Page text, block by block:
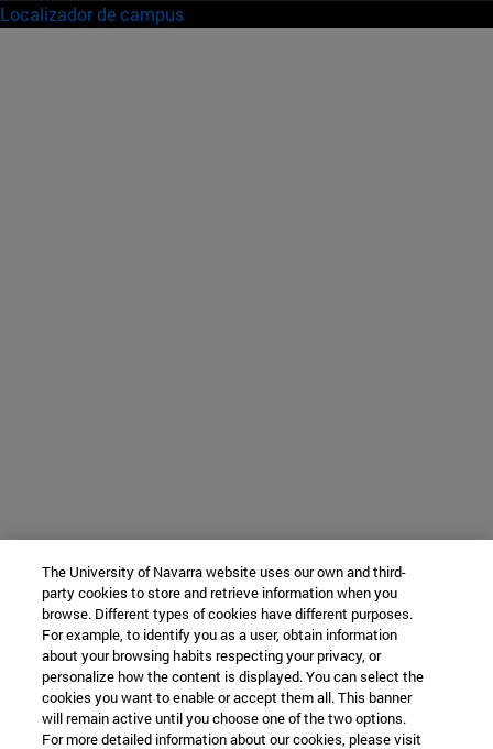
Localizador de campus
The University of Navarra website uses our own and third-
party cookies to store and retrieve information when you
browse. Different types of cookies have different purposes.
For example, to identify you as a user, obtain information
about your browsing habits respecting your privacy, or
personalize how the content is displayed. You can select the
cookies you want to enable or accept them all. This banner
will remain active until you choose one of the two options.
For more detailed information about our cookies, please visit